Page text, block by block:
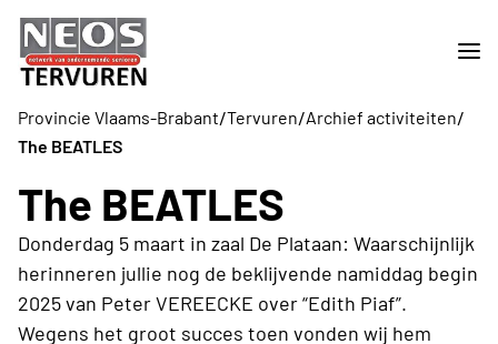
Provincie Vlaams-Brabant/Tervuren/Archief activiteiten/
The BEATLES
The BEATLES
Donderdag 5 maart in zaal De Plataan: Waarschijnlijk
herinneren jullie nog de beklijvende namiddag begin
2025 van Peter VEREECKE over “Edith Piaf”.
Wegens het groot succes toen vonden wij hem